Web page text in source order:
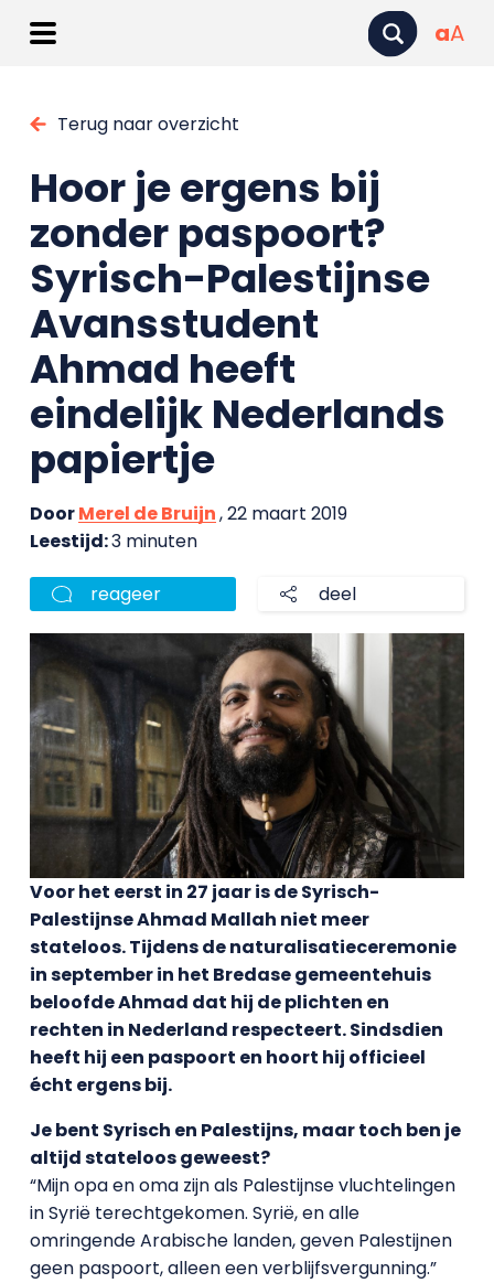
aA
Terug naar overzicht
Hoor je ergens bij
zonder paspoort?
Syrisch-Palestijnse
Avansstudent
Ahmad heeft
eindelijk Nederlands
papiertje
DoorMerel de Bruijn, 22 maart 2019
Leestijd:3 minuten
reageer deel
Voor het eerst in 27 jaar is de Syrisch-
Palestijnse Ahmad Mallah niet meer
stateloos. Tijdens de naturalisatieceremonie
in september in het Bredase gemeentehuis
beloofde Ahmad dat hij de plichten en
rechten in Nederland respecteert. Sindsdien
heeft hij een paspoort en hoort hij officieel
écht ergens bij.
Je bent Syrisch en Palestijns, maar toch ben je
altijd stateloos geweest?
“Mijn opa en oma zijn als Palestijnse vluchtelingen
in Syrië terechtgekomen. Syrië, en alle
omringende Arabische landen, geven Palestijnen
geen paspoort, alleen een verblijfsvergunning.”